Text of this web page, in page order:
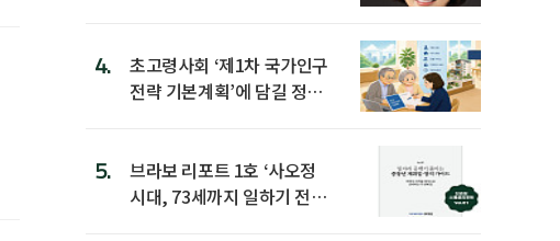
4.
초고령사회 ‘제1차 국가인구
전략 기본계획’에 담길 정책
5.
브라보 리포트 1호 ‘사오정
시대, 73세까지 일하기 전략’